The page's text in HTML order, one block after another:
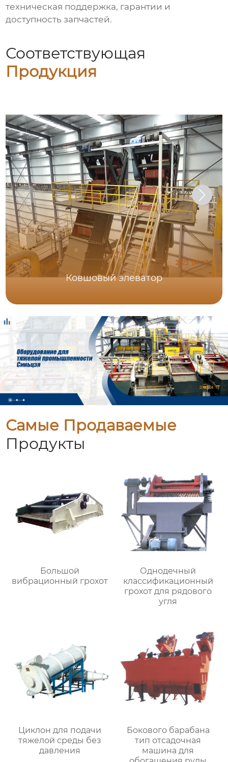
техническая поддержка, гарантии и
доступность запчастей.
Соответствующая
Продукция
Ковшовый элеватор
Самые Продаваемые
Продукты
Большой
вибрационный грохот
Однодечный
классификационный
грохот для рядового
угля
Циклон для подачи
тяжелой среды без
давления
Бокового барабана
тип отсадочная
машина для